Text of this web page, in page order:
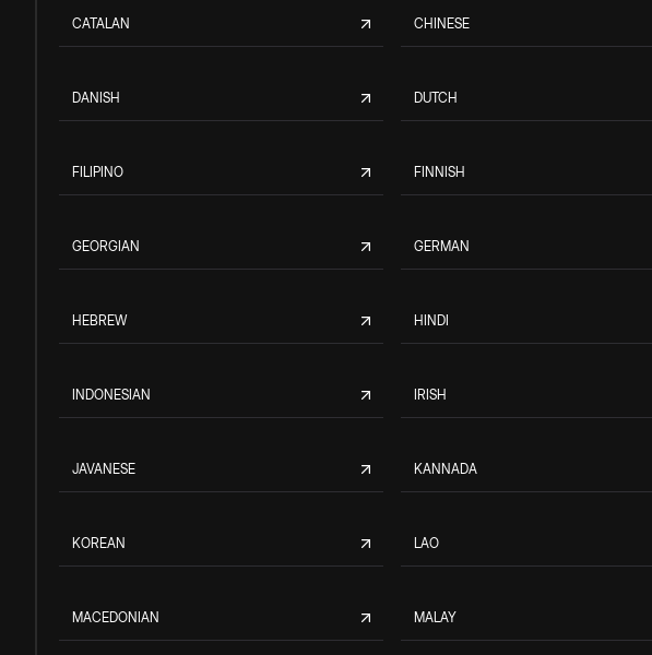
CATALAN CHINESE
DANISH DUTCH
FILIPINO FINNISH
GEORGIAN GERMAN
HEBREW HINDI
INDONESIAN IRISH
JAVANESE KANNADA
KOREAN LAO
MACEDONIAN MALAY